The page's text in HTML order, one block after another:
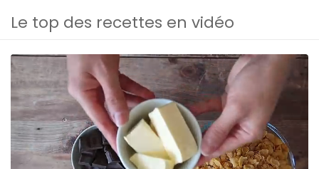
Le top des recettes en vidéo